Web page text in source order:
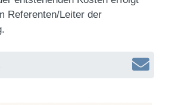
Referenten/Leiter der